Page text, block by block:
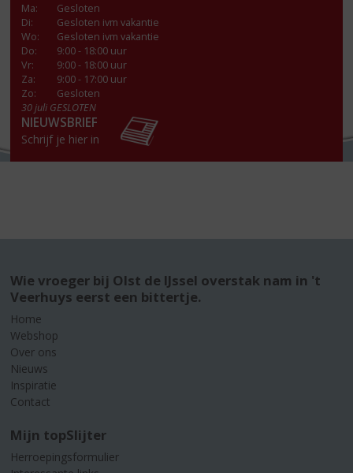
Ma:
Gesloten
Di:
Gesloten ivm vakantie
Wo:
Gesloten ivm vakantie
Do:
9:00 - 18:00 uur
Vr:
9:00 - 18:00 uur
Za:
9:00 - 17:00 uur
Zo:
Gesloten
30 juli GESLOTEN
NIEUWSBRIEF
Schrijf je hier in
Wie vroeger bij Olst de IJssel overstak nam in 't
Veerhuys eerst een bittertje.
Home
Webshop
Over ons
Nieuws
Inspiratie
Contact
Mijn topSlijter
Herroepingsformulier